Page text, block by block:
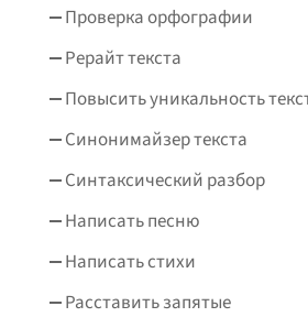
Проверка орфографии
Рерайт текста
Повысить уникальность
Синонимайзер текста
Синтаксический разбор
Написать песню
Написать стихи
Расставить запятые